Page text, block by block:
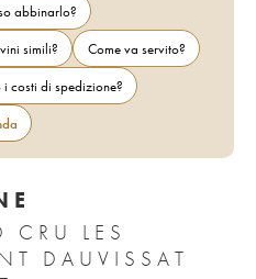
abbinarlo?
simili?
Come va servito?
costi di spedizione?
CRU LES
DAUVISSAT